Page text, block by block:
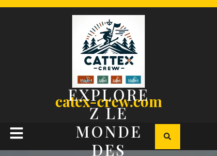
catex-crew.com
Open
EXPLORE
Z LE
MONDE
DES